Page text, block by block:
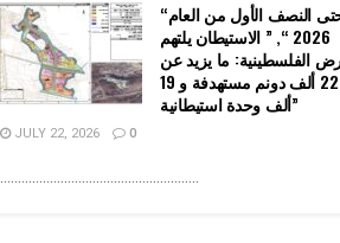
“حتى النصف الأول من العام
2026 “, ” الاستيطان يلتهم
الفلسطينية: ما يزيد عن
22 ألف دونم مستهدفة و 19
ألف وحدة استيطانية”
JULY 22, 2026 0
........................................................